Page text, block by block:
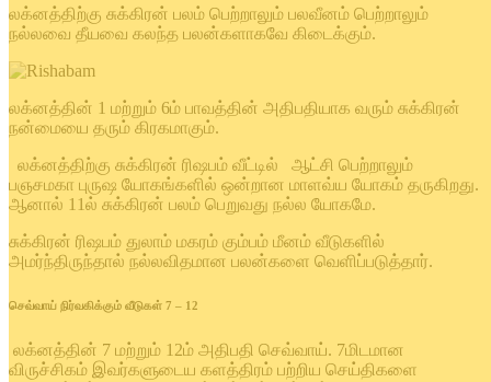
லக்னத்திற்கு சுக்கிரன் பலம் பெற்றாலும் பலவீனம் பெற்றாலும்
நல்லவை தீயவை கலந்த பலன்களாகவே கிடைக்கும்.
லக்னத்தின் 1 மற்றும் 6ம் பாவத்தின் அதிபதியாக வரும் சுக்கிரன்
நன்மையை தரும் கிரகமாகும்.
லக்னத்திற்கு சுக்கிரன் ரிஷபம் வீட்டில் ஆட்சி பெற்றாலும்
பஞசமகா புருஷ யோகங்களில் ஒன்றான மாளவ்ய யோகம் தருகிறது.
ஆனால் 11ல் சுக்கிரன் பலம் பெறுவது நல்ல யோகமே.
சுக்கிரன் ரிஷபம் துலாம் மகரம் கும்பம் மீனம் வீடுகளில்
அமர்ந்திருந்தால் நல்லவிதமான பலன்களை வெளிப்படுத்தார்.
செவ்வாய் நிர்வகிக்கும் வீடுகள் 7 – 12
லக்னத்தின் 7 மற்றும் 12ம் அதிபதி செவ்வாய். 7மிடமான
விருச்சிகம் இவர்களுடைய களத்திரம் பற்றிய செய்திகளை